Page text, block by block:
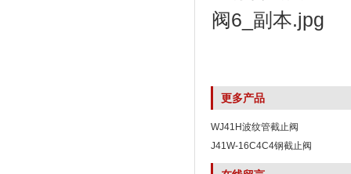
更多产品
WJ41H波纹管截止阀
J41W-16C4C4钢截止阀